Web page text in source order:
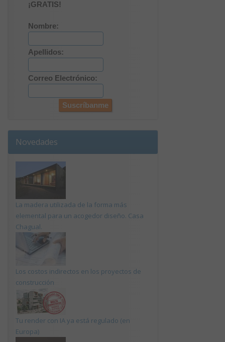
¡GRATIS!
Nombre:
Apellidos:
Correo Electrónico:
Novedades
La madera utilizada de la forma más
elemental para un acogedor diseño. Casa
Chagual.
Los costos indirectos en los proyectos de
construcción
Tu render con IA ya está regulado (en
Europa)